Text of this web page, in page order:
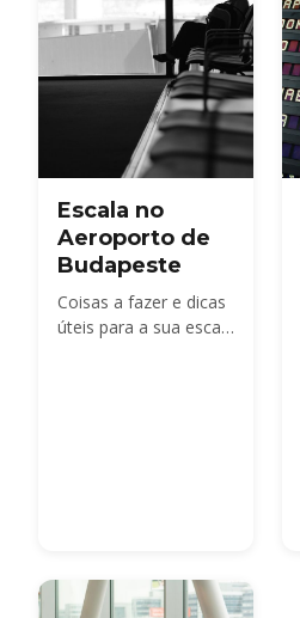
Escala no
Aeroporto de
Budapeste
Coisas a fazer e dicas
úteis para a sua escala